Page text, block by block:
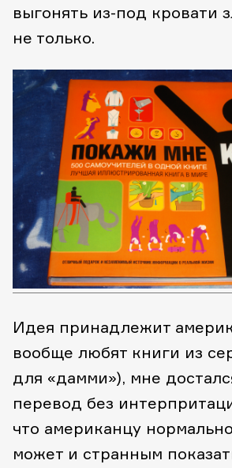
выгонять из-под кровати
не только.
Идея принадлежит
вообще любят книги из
для «дамми»), мне
перевод без
что американцу
может и странным